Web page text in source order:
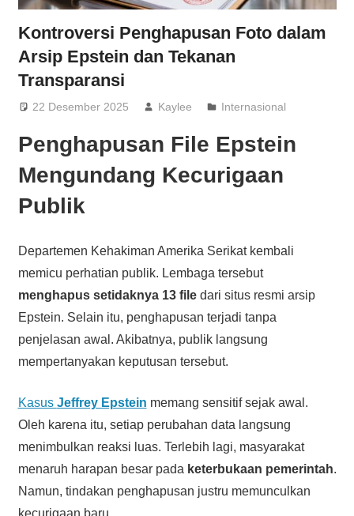
Kontroversi Penghapusan Foto dalam
Arsip Epstein dan Tekanan
Transparansi
22 Desember 2025 Kaylee Internasional
Penghapusan File Epstein
Mengundang Kecurigaan
Publik
Departemen Kehakiman Amerika Serikat kembali
memicu perhatian publik. Lembaga tersebut
menghapus setidaknya 13 filedari situs resmi arsip
Epstein. Selain itu, penghapusan terjadi tanpa
penjelasan awal. Akibatnya, publik langsung
mempertanyakan keputusan tersebut.
Kasus Jeffrey Epstein memang sensitif sejak awal.
Oleh karena itu, setiap perubahan data langsung
menimbulkan reaksi luas. Terlebih lagi, masyarakat
menaruh harapan besar pada keterbukaan pemerintah.
Namun, tindakan penghapusan justru memunculkan
kecurigaan baru.